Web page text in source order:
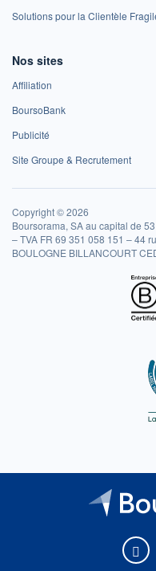
Solutions pour la Clientèle
Nos sites
Affiliation
BoursoBank
Publicité
Site Groupe & Recrutement
Copyright © 2026
Boursorama, SA au capital de
– TVA FR 69 351 058 151 – 44
BOULOGNE BILLANCOURT